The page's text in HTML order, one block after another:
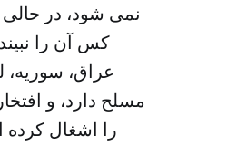
کس آن را
عراق، سوریه،
مسلح دارد، و
را اشغال